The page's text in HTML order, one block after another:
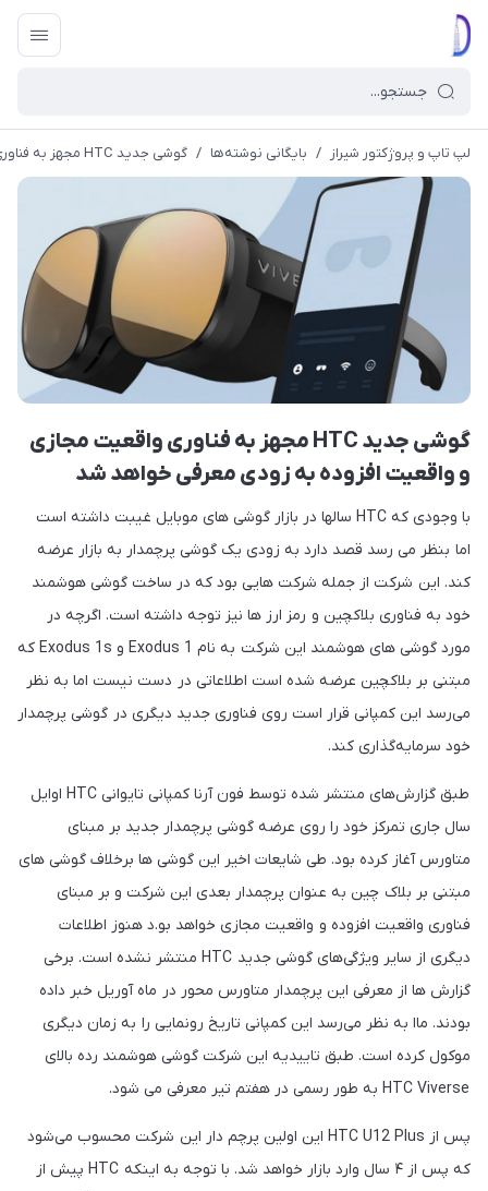
لپ تاپ و پروژکتور شیراز / بایگانی نوشته‌ها / گوشی جدید HTC مجهز به فناوری واقعیت مجازی و واقعیت افزوده به زودی معرفی خواهد شد
گوشی جدید HTC مجهز به فناوری واقعیت مجازی
و واقعیت افزوده به زودی معرفی خواهد شد
با وجودی که HTC سالها در بازار گوشی های موبایل غیبت داشته است
اما بنظر می رسد قصد دارد به زودی یک گوشی پرچمدار به بازار عرضه
کند. این شرکت از جمله شرکت هایی بود که در ساخت گوشی هوشمند
خود به فناوری بلاکچین و رمز ارز ها نیز توجه داشته است. اگرچه در
مورد گوشی های هوشمند این شرکت به نام Exodus 1 و Exodus 1s که
مبتنی بر بلاکچین عرضه شده است اطلاعاتی در دست نیست اما به نظر
می‌رسد این کمپانی قرار است روی فناوری جدید دیگری در گوشی پرچمدار
خود سرمایه‌گذاری کند.
طبق گزارش‌های منتشر شده توسط فون آرنا کمپانی تایوانی HTC اوایل
سال جاری تمرکز خود را روی عرضه گوشی پرچمدار جدید بر مبنای
متاورس آغاز کرده بود. طی شایعات اخیر این گوشی ها برخلاف گوشی های
مبتنی بر بلاک چین به عنوان پرچمدار بعدی این شرکت و بر مبنای
فناوری واقعیت افزوده و واقعیت مجازی خواهد بو.د هنوز اطلاعات
دیگری از سایر ویژگی‌های گوشی جدید HTC منتشر نشده است. برخی
گزارش ها از معرفی این پرچمدار متاورس محور در ماه آوریل خبر داده
بودند. ماا به نظر می‌رسد این کمپانی تاریخ رونمایی را به زمان دیگری
موکول کرده است. طبق تاییدیه این شرکت گوشی هوشمند رده بالای
پس از HTC U12 Plus این اولین پرچم دار این شرکت محسوب می‌شود
که پس از ۴ سال وارد بازار خواهد شد. با توجه به اینکه HTC پیش از